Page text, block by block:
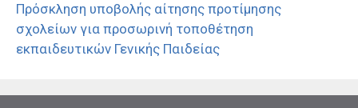
Πρόσκληση υποβολής αίτησης προτίμησης
σχολείων για προσωρινή τοποθέτηση
εκπαιδευτικών Γενικής Παιδείας